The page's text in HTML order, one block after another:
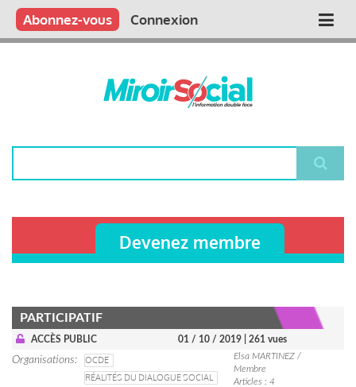
Aller
contenu
Main
Qui sommes nous ?
Vous publiez
Nous publions
Contactez-nous
Abonnez-vous Connexion
Devenez membre
PARTICIPATIF
ACCÈS PUBLIC 01 / 10 / 2019 | 261 vues
Organisations
OCDE
RÉALITÉS DU DIALOGUE SOCIAL
Elsa MARTINEZ /
Membre
Articles : 4